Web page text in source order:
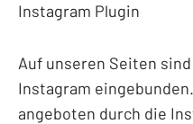
Instagram Plugin
Auf unseren Seiten
Instagram
angeboten durch die